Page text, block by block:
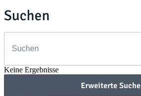
Suchen
Keine Ergebnisse
Erweiterte Suche